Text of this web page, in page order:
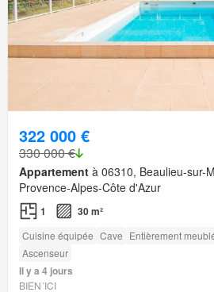
322 000 €
330 000 €
Appartement à 06310, Beaulieu-sur-
Provence-Alpes-Côte d'Azur
1 30 m²
Cuisine équipée Cave Entièrement
Ascenseur
Il y a 4 jours
BIEN´ICI